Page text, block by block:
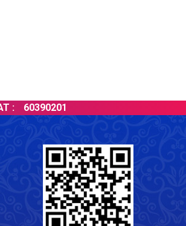
60390201